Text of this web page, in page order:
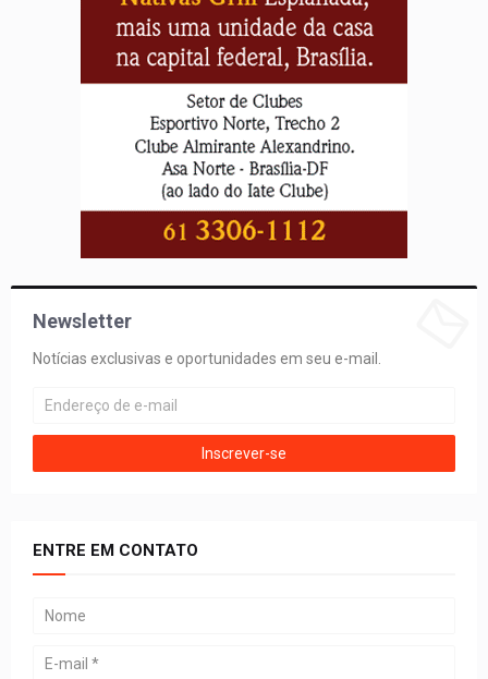
Newsletter
Notícias exclusivas e oportunidades em seu e-mail.
ENTRE EM CONTATO